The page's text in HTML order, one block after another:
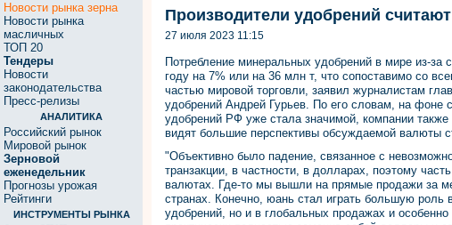
Новости рынка зерна
Новости рынка
масличных
ТОП 20
Тендеры
Новости
законодательства
Пресс-релизы
АНАЛИТИКА
Российский рынок
Мировой рынок
Зерновой
еженедельник
Прогнозы урожая
Рейтинги
ИНСТРУМЕНТЫ РЫНКА
Производители удобрений
27 июля 2023 11:15
Потребление минеральных удобрений в мире из-за
году на 7% или на 36 млн т, что сопоставимо со
частью мировой торговли, заявил журналистам
удобрений Андрей Гурьев. По его словам, на фоне
удобрений РФ уже стала значимой, компании
видят большие перспективы обсуждаемой валюты
"Объективно было падение, связанное с
транзакции, в частности, в долларах, поэтому
валютах. Где-то мы вышли на прямые продажи за
странах. Конечно, юань стал играть большую
удобрений, но и в глобальных продажах и особенно